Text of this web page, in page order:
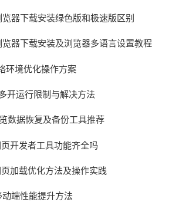
览器下载安装绿色版和极速版区别
览器下载安装及浏览器多语言设置教程
环境优化操作方案
开运行限制与解决方法
数据恢复及备份工具推荐
开发者工具功能齐全吗
加载优化方法及操作实践
动端性能提升方法